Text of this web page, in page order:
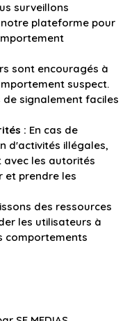
surveillons
plateforme pour
sont encouragés à
suspect.
signalement faciles
: En cas de
d'activités illégales,
avec les autorités
et prendre les
des ressources
les utilisateurs à
comportements